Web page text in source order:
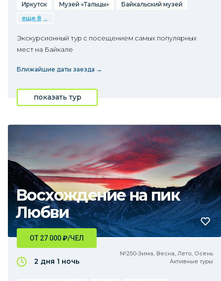
Иркутск Музей «Тальцы»
Байкальский музей
еще 8
Экскурсионный тур с посещением самых популярных
мест на Байкале
Ближайшие даты заезда →
показать тур
Восхождение на пик
Любви
№250•Зима, Весна, Лето, Осень
Активные туры
ОТ 27 000₽/ЧЕЛ
2 дня 1 ночь